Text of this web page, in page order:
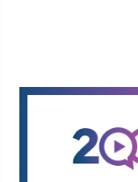
רות, שערפה
אל כלותיה פעמיים
טמונה קריאה
באמת להדוף